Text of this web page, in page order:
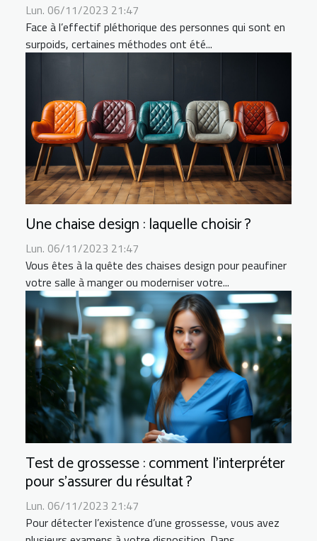
Lun. 06/11/2023 21:47
Face à l’effectif pléthorique des personnes qui sont en
surpoids, certaines méthodes ont été...
Une chaise design : laquelle choisir ?
Lun. 06/11/2023 21:47
Vous êtes à la quête des chaises design pour peaufiner
votre salle à manger ou moderniser votre...
Test de grossesse : comment l’interpréter
pour s’assurer du résultat ?
Lun. 06/11/2023 21:47
Pour détecter l’existence d’une grossesse, vous avez